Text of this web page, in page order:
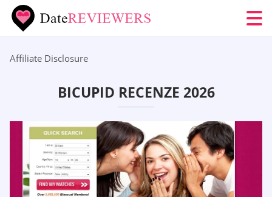
Affiliate Disclosure
BICUPID RECENZE 2026